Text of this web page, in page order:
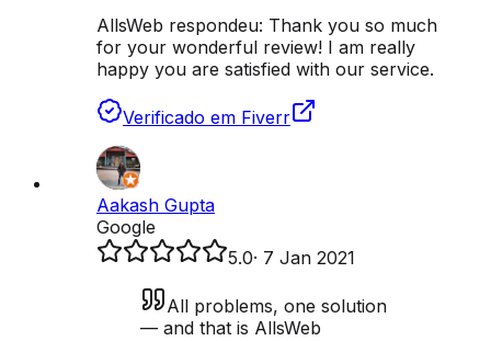
AllsWeb respondeu: Thank you so much
for your wonderful review! I am really
happy you are satisfied with our service.
Verificado em Fiverr
Aakash Gupta
Google
5.0· 7 Jan 2021
All problems, one solution
— and that is AllsWeb